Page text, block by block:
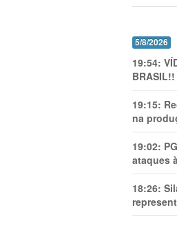
5/8/2026
19:54:
19:15:
na
19:02:
ataques
18:26: